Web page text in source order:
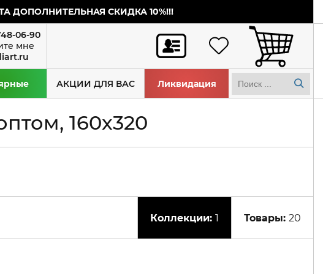
ДОПОЛНИТЕЛЬНАЯ СКИДКА 10%!!!
06-90
АКЦИИ ДЛЯ ВАС Ликвидация
160x320
1 20